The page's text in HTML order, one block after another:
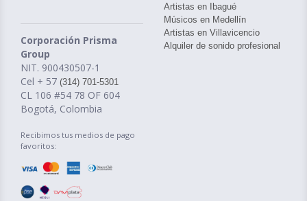
Corporación Prisma
Group
NIT. 900430507-1
Cel + 57 (314) 701-5301
CL 106 #54 78 OF 604
Bogotá, Colombia
Recibimos tus medios de pago
favoritos:
Artistas en Ibagué
Músicos en Medellín
Artistas en Villavicencio
Alquiler de sonido profesional